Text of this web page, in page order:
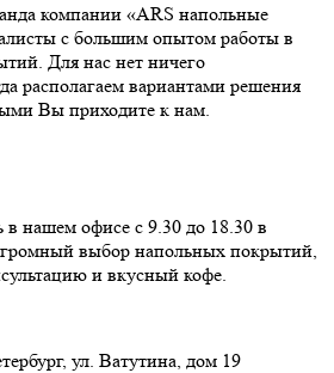
компании «ARS напольные
с большим опытом работы в
Для нас нет ничего
располагаем вариантами решения
Вы приходите к нам.
в нашем офисе с 9.30 до 18.30 в
выбор напольных покрытий,
и вкусный кофе.
ул. Ватутина, дом 19